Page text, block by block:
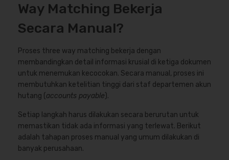
Way Matching Bekerja
Secara Manual?
Proses three way matching bekerja dengan
membandingkan detail informasi krusial di ketiga dokumen
untuk menemukan kecocokan. Secara manual, proses ini
membutuhkan ketelitian tinggi dari staf departemen akun
hutang (accounts payable).
Setiap langkah harus dilakukan secara berurutan untuk
memastikan tidak ada informasi yang terlewat. Berikut
adalah tahapan proses manual yang umum dilakukan di
banyak perusahaan.